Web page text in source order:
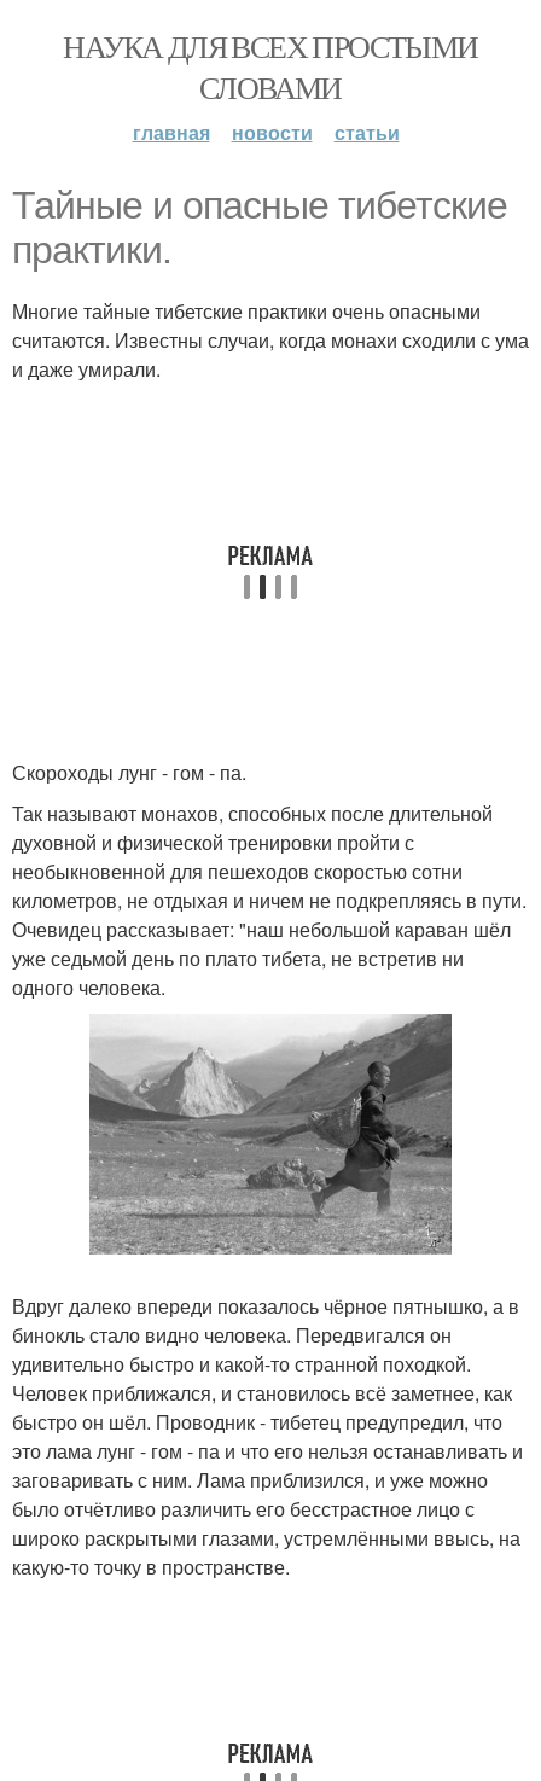
НАУКА ДЛЯ ВСЕХ ПРОСТЫМИ
СЛОВАМИ
главная новости статьи
Тайные и опасные тибетские
практики.
Многие тайные тибетские практики очень опасными
считаются. Известны случаи, когда монахи сходили с ума
и даже умирали.
Скороходы лунг - гом - па.
Так называют монахов, способных после длительной
духовной и физической тренировки пройти с
необыкновенной для пешеходов скоростью сотни
километров, не отдыхая и ничем не подкрепляясь в пути.
Очевидец рассказывает: "наш небольшой караван шёл
уже седьмой день по плато тибета, не встретив ни
одного человека.
Вдруг далеко впереди показалось чёрное пятнышко, а в
бинокль стало видно человека. Передвигался он
удивительно быстро и какой-то странной походкой.
Человек приближался, и становилось всё заметнее, как
быстро он шёл. Проводник - тибетец предупредил, что
это лама лунг - гом - па и что его нельзя останавливать и
заговаривать с ним. Лама приблизился, и уже можно
было отчётливо различить его бесстрастное лицо с
широко раскрытыми глазами, устремлёнными ввысь, на
какую-то точку в пространстве.